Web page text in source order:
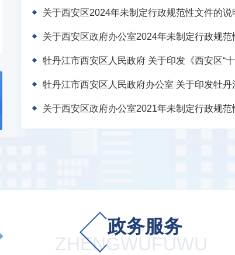
关于西安区2024年未制定行政规范性文件的说
关于西安区政府办公室2024年未制定行政规范
牡丹江市西安区人民政府 关于印发《西安区“
牡丹江市西安区人民政府办公室 关于印发牡丹江市西
关于西安区政府办公室2021年未制定行政规范
政务服务
ZHENGWUFUWU